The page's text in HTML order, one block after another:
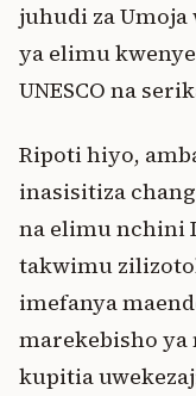
juhudi za
ya elimu
UNESCO na
Ripoti hiyo,
inasisitiza
na elimu nchini
takwimu
imefanya
marekebisho ya
kupitia